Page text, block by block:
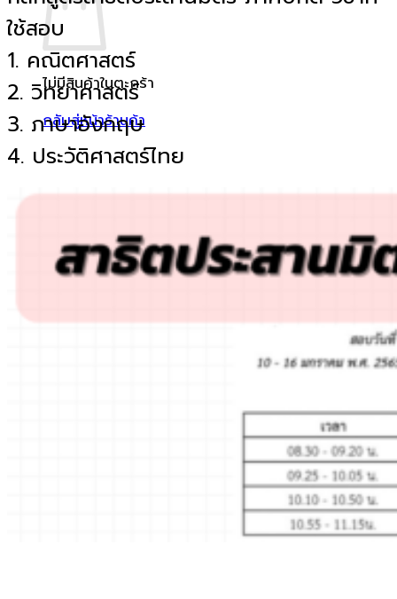
ไม่มีสินค้าในตะกร้า
กลับสู่หน้าร้านค้า
ใช้สอบ
1. คณิตศาสตร์
2. วิทยาศาสตร์
3. ภาษาอังกฤษ
4. ประวัติศาสตร์ไทย